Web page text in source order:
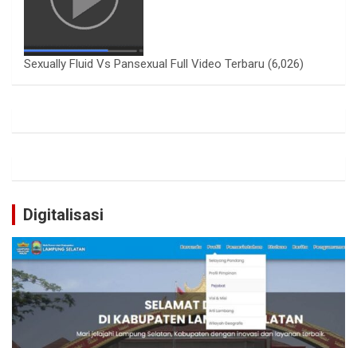
Sexually Fluid Vs Pansexual Full Video Terbaru (6,026)
Digitalisasi